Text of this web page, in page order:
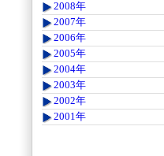
2008年
2007年
2006年
2005年
2004年
2003年
2002年
2001年